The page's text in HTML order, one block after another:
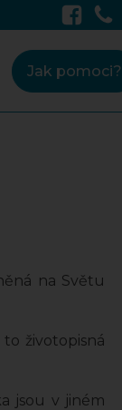
Jak pomoci?
na Světu
životopisná
jsou v jiném